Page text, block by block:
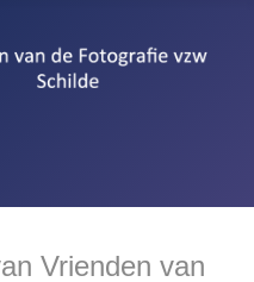
Vrienden van